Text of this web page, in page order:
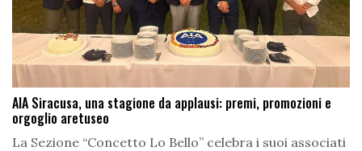
AIA Siracusa, una stagione da applausi: premi, promozioni e
orgoglio aretuseo
La Sezione “Concetto Lo Bello” celebra i suoi associati